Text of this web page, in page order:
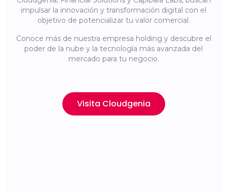
impulsar la innovación y transformación digital con el
objetivo de potencializar tu valor comercial.
Conoce más de nuestra empresa holding y descubre el
poder de la nube y la tecnología más avanzada del
mercado para tu negocio.
Visita Cloudgenia